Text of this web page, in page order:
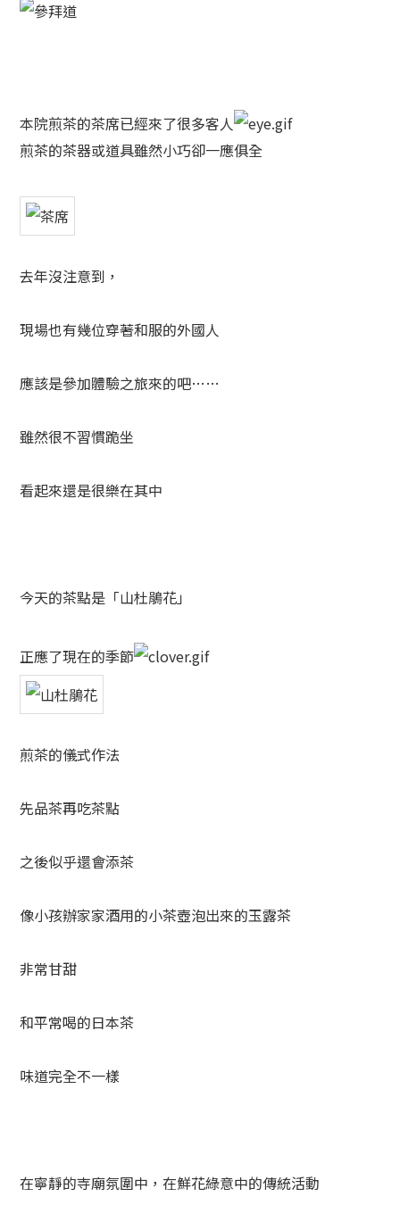
本院煎茶的茶席已經來了很多客人
煎茶的茶器或道具雖然小巧卻一應俱全
去年沒注意到，
現場也有幾位穿著和服的外國人
應該是參加體驗之旅來的吧……
雖然很不習慣跪坐
看起來還是很樂在其中
今天的茶點是「山杜鵑花」
正應了現在的季節
煎茶的儀式作法
先品茶再吃茶點
之後似乎還會添茶
像小孩辦家家酒用的小茶壺泡出來的玉露茶
非常甘甜
和平常喝的日本茶
味道完全不一樣
在寧靜的寺廟氛圍中，在鮮花綠意中的傳統活動